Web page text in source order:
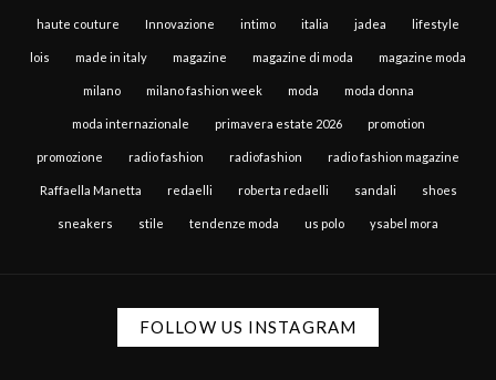
haute couture Innovazione intimo italia jadea lifestyle
lois made in italy magazine magazine di moda magazine moda
milano milano fashion week moda moda donna
moda internazionale primavera estate 2026 promotion
promozione radio fashion radiofashion radio fashion magazine
Raffaella Manetta redaelli roberta redaelli sandali shoes
sneakers stile tendenze moda us polo ysabel mora
FOLLOW US INSTAGRAM